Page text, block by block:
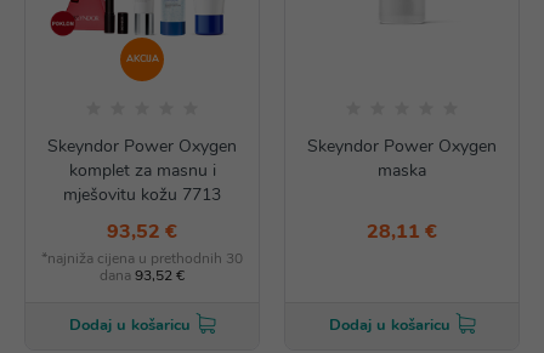
AKCIJA
Skeyndor Power Oxygen
komplet za masnu i
mješovitu kožu 7713
93,52 €
*najniža cijena u prethodnih 30
dana 93,52 €
Dodaj u košaricu
Skeyndor Power Oxygen
maska
28,11 €
Dodaj u košaricu